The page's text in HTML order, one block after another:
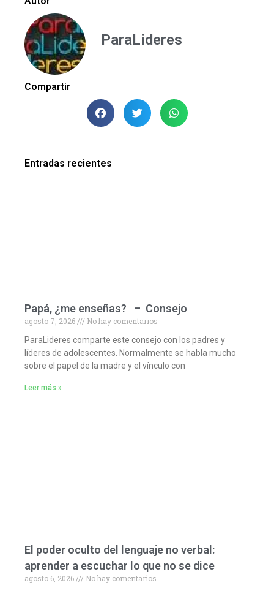
ParaLideres
Compartir
Entradas recientes
Papá, ¿me enseñas? – Consejo
agosto 7, 2026
No hay comentarios
ParaLideres comparte este consejo con los padres y
líderes de adolescentes. Normalmente se habla mucho
sobre el papel de la madre y el vínculo con
Leer más »
El poder oculto del lenguaje no verbal:
aprender a escuchar lo que no se dice
agosto 6, 2026
No hay comentarios